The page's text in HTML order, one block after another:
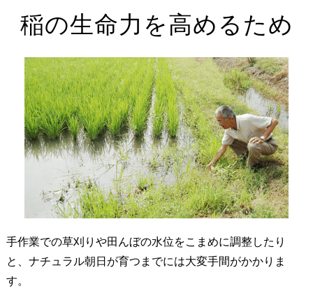
稲の生命力を高めるため
手作業での草刈りや田んぼの水位をこまめに調整したり
と、ナチュラル朝日が育つまでには大変手間がかかりま
す。